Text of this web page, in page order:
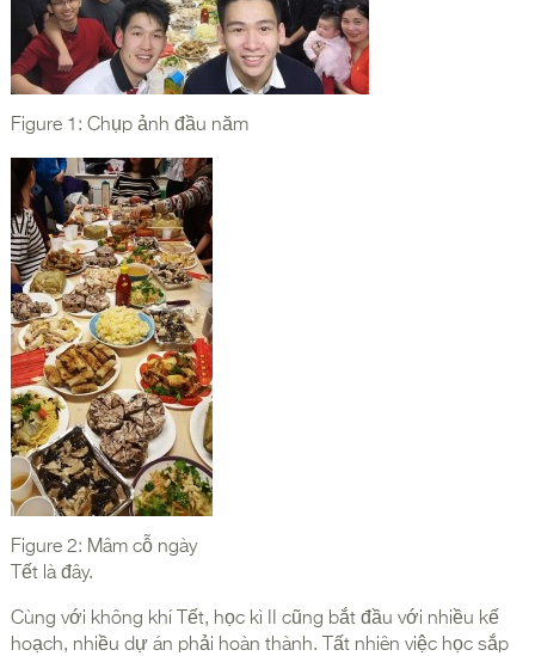
Figure 1: Chụp ảnh đầu năm
Figure 2: Mâm cỗ ngày
Tết là đây.
Cùng với không khí Tết, học kì II cũng bắt đầu với nhiều kế
hoạch, nhiều dự án phải hoàn thành. Tất nhiên việc học sắp